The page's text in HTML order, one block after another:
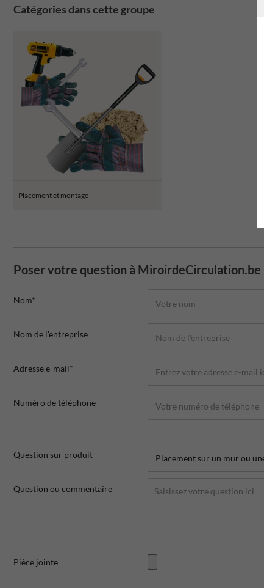
Catégories dans cette groupe
Placement et montage
Poser votre question à MiroirdeCirculation.be
Nom*
Nom de l'entreprise
Adresse e-mail*
Numéro de téléphone
Question sur produit
Question ou commentaire
Pièce jointe